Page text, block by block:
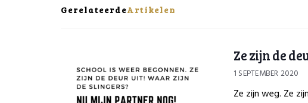
GerelateerdeArtikelen
Ze zijn de
1 SEPTEMBER 2020
Ze zijn weg. Ze